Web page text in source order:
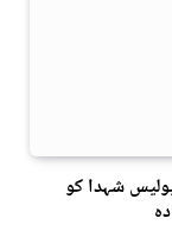
شہدا کو